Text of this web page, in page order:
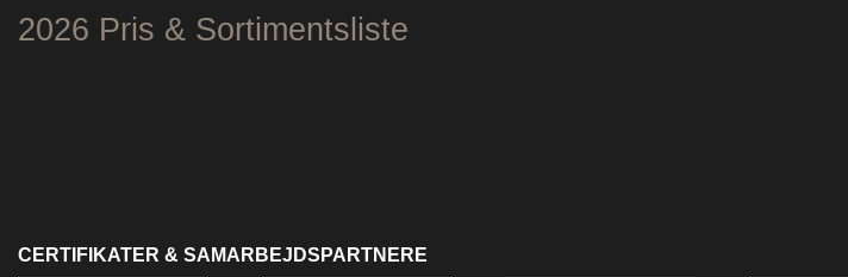
2026 Pris & Sortimentsliste
CERTIFIKATER & SAMARBEJDSPARTNERE